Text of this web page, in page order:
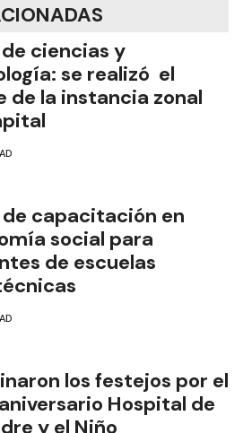
ciencias y
se realizó el
de la instancia zonal
capacitación en
social para
de escuelas
los festejos por el
Hospital de
y el Niño